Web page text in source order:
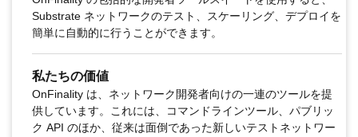
Substrate ネットワークのテスト、スケーリング、デプロイを
簡単に自動的に行うことができます。
私たちの価値
OnFinality は、ネットワーク開発者向けの一連のツールを提
供しています。これには、コマンドラインツール、パブリッ
ク API のほか、従来は面倒であった新しいテストネットワー